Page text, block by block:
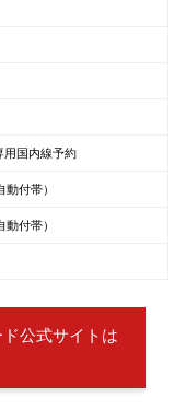
用国内線予約
付帯）
付帯）
公式サイトは